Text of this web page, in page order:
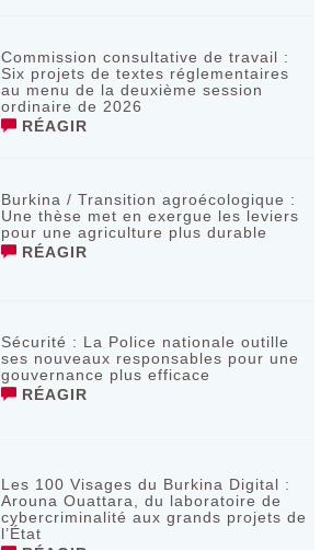
Commission consultative de travail :
Six projets de textes réglementaires
au menu de la deuxième session
ordinaire de 2026
RÉAGIR
Burkina / Transition agroécologique :
Une thèse met en exergue les leviers
pour une agriculture plus durable
RÉAGIR
Sécurité : La Police nationale outille
ses nouveaux responsables pour une
gouvernance plus efficace
RÉAGIR
Les 100 Visages du Burkina Digital :
Arouna Ouattara, du laboratoire de
cybercriminalité aux grands projets de
l’État